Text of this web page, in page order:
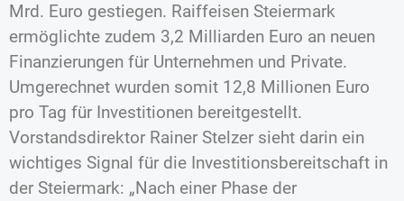
Mrd. Euro gestiegen. Raiffeisen Steiermark
ermöglichte zudem 3,2 Milliarden Euro an neuen
Finanzierungen für Unternehmen und Private.
Umgerechnet wurden somit 12,8 Millionen Euro
pro Tag für Investitionen bereitgestellt.
Vorstandsdirektor Rainer Stelzer sieht darin ein
wichtiges Signal für die Investitionsbereitschaft in
der Steiermark: „Nach einer Phase der